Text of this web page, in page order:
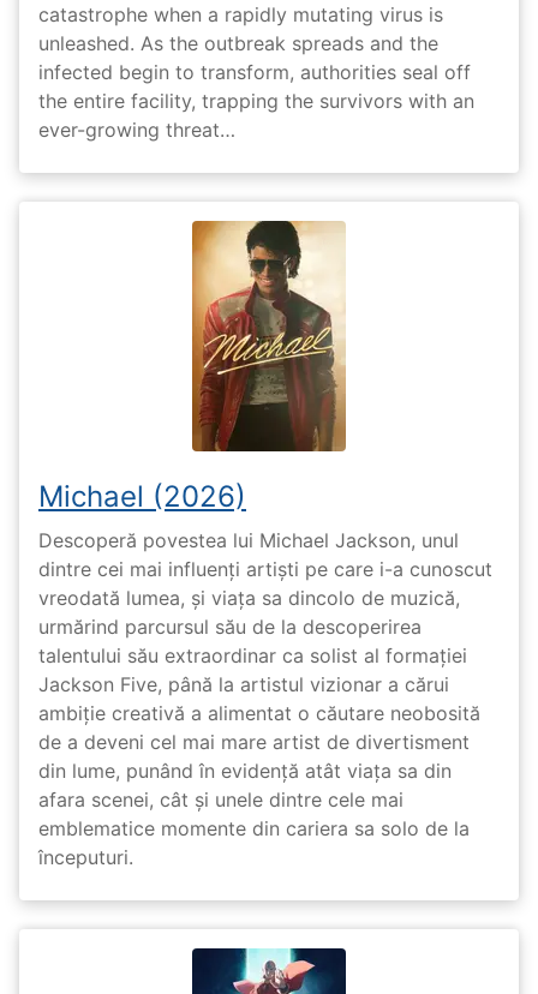
catastrophe when a rapidly mutating virus is
unleashed. As the outbreak spreads and the
infected begin to transform, authorities seal off
the entire facility, trapping the survivors with an
ever-growing threat…
Michael (2026)
Descoperă povestea lui Michael Jackson, unul
dintre cei mai influenți artiști pe care i-a cunoscut
vreodată lumea, și viața sa dincolo de muzică,
urmărind parcursul său de la descoperirea
talentului său extraordinar ca solist al formației
Jackson Five, până la artistul vizionar a cărui
ambiție creativă a alimentat o căutare neobosită
de a deveni cel mai mare artist de divertisment
din lume, punând în evidență atât viața sa din
afara scenei, cât și unele dintre cele mai
emblematice momente din cariera sa solo de la
începuturi.